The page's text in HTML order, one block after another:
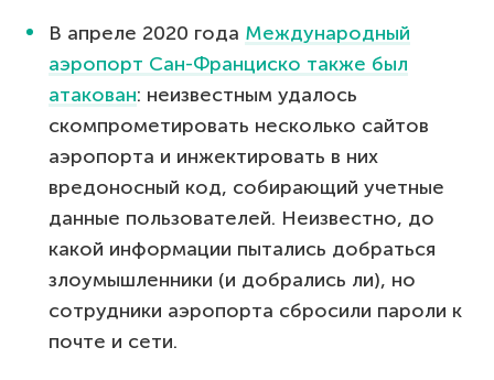
В апреле 2020 года Международный
аэропорт Сан-Франциско также был
атакован: неизвестным удалось
скомпрометировать несколько сайтов
аэропорта и инжектировать в них
вредоносный код, собирающий учетные
данные пользователей. Неизвестно, до
какой информации пытались добраться
злоумышленники (и добрались ли), но
сотрудники аэропорта сбросили пароли к
почте и сети.